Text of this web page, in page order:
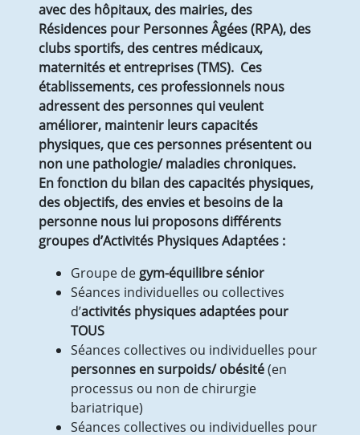
avec des hôpitaux, des mairies, des
Résidences pour Personnes Âgées (RPA), des
clubs sportifs, des centres médicaux,
maternités et entreprises (TMS). Ces
établissements, ces professionnels nous
adressent des personnes qui veulent
améliorer, maintenir leurs capacités
physiques, que ces personnes présentent ou
non une pathologie/ maladies chroniques.
En fonction du bilan des capacités physiques,
des objectifs, des envies et besoins de la
personne nous lui proposons différents
groupes d’Activités Physiques Adaptées :
Groupe de gym-équilibre sénior
Séances individuelles ou collectives
d’activités physiques adaptées pour
TOUS
Séances collectives ou individuelles pour
personnes en surpoids/ obésité(en
processus ou non de chirurgie
bariatrique)
Séances collectives ou individuelles pour